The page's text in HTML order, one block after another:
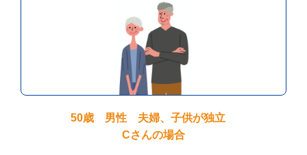
50歳 男性 夫婦、子供が独立
Cさんの場合